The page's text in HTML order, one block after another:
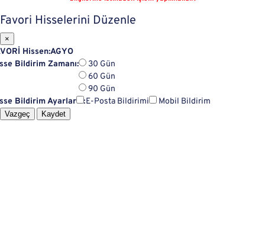
Favori Hisselerini Düzenle
×
Hissen:AGYO
Bildirim Zamanı:
30 Gün
60 Gün
90 Gün
Bildirim Ayarların:E-Posta Bildirimi Mobil Bildirim
Vazgeç Kaydet